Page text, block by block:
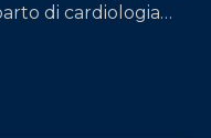
di cardiologia
lesperienza del